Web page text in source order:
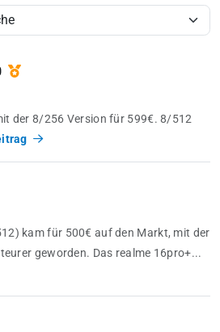
der 8/256 Version für 599€. 8/512
kam für 500€ auf den Markt, mit der
geworden. Das realme 16pro+...